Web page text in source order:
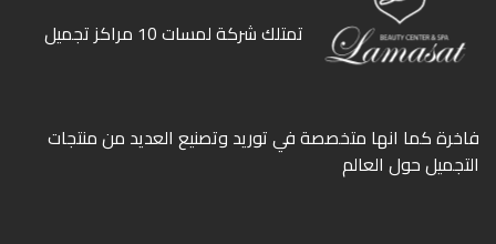
ﺗﻤﺘﻠﻚ ﺷﺮﻛﺔ ﻟﻤﺴﺎت 10 ﻣﺮاﻛﺰ ﺗﺠﻤﻴﻞ
ﻓﺎﺧﺮة كما انها ﻣﺘﺨﺼﺼﺔ ﻓﻲ ﺗﻮرﻳﺪ وﺗﺼﻨﻴﻊ اﻟﻌﺪﻳﺪ ﻣﻦ ﻣﻨﺘﺠﺎت
اﻟﺘﺠﻤﻴﻞ ﺣﻮل اﻟﻌﺎﻟﻢ